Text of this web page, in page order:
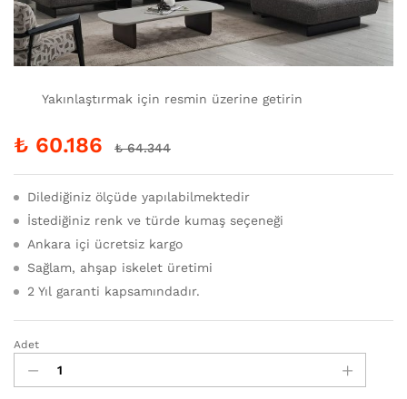
Yakınlaştırmak için resmin üzerine getirin
₺ 60.186 ₺64.344
Dilediğiniz ölçüde yapılabilmektedir
İstediğiniz renk ve türde kumaş seçeneği
Ankara içi ücretsiz kargo
Sağlam, ahşap iskelet üretimi
2 Yıl garanti kapsamındadır.
Adet